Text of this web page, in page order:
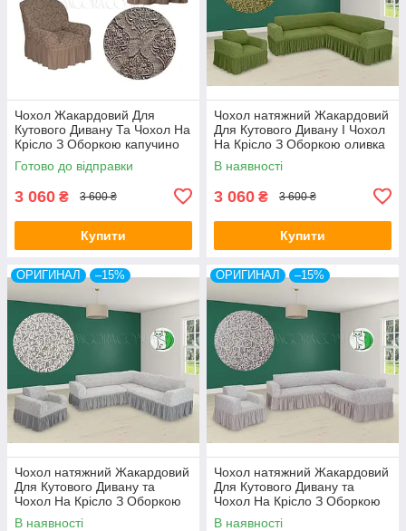
Чохол Жакардовий Для
Кутового Дивану Та Чохол На
Крісло З Оборкою капучино
NT
Готово до відправки
3 060 ₴ 3 600 ₴
Купити
Чохол натяжний Жакардовий
Для Кутового Дивану І Чохол
На Крісло З Оборкою оливка
Venera
В наявності
3 060 ₴ 3 600 ₴
Купити
ОРИГИНАЛ –15%
Чохол натяжний Жакардовий
Для Кутового Дивану та
Чохол На Крісло З Оборкою
крем Venera
В наявності
ОРИГИНАЛ –15%
Чохол натяжний Жакардовий
Для Кутового Дивану та
Чохол На Крісло З Оборкою
молочний Venera
В наявності